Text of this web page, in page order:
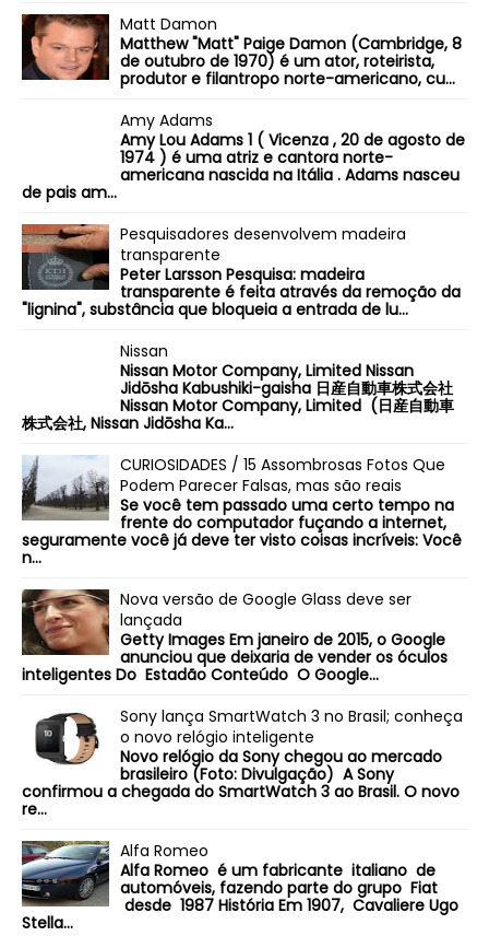
Matt Damon
Matthew "Matt" Paige Damon (Cambridge, 8
de outubro de 1970) é um ator, roteirista,
produtor e filantropo norte-americano, cu...
Amy Adams
Amy Lou Adams 1 ( Vicenza , 20 de agosto de
1974 ) é uma atriz e cantora norte-
americana nascida na Itália . Adams nasceu
de pais am...
Pesquisadores desenvolvem madeira
transparente
Peter Larsson Pesquisa: madeira
transparente é feita através da remoção da
"lignina", substância que bloqueia a entrada de lu...
Nissan
Nissan Motor Company, Limited Nissan
Jidōsha Kabushiki-gaisha 日産自動車株式会社
Nissan Motor Company, Limited (日産自動車
株式会社, Nissan Jidōsha Ka...
CURIOSIDADES / 15 Assombrosas Fotos Que
Podem Parecer Falsas, mas são reais
Se você tem passado uma certo tempo na
frente do computador fuçando a internet,
seguramente você já deve ter visto coisas incríveis: Você
n...
Nova versão de Google Glass deve ser
lançada
Getty Images Em janeiro de 2015, o Google
anunciou que deixaria de vender os óculos
inteligentes Do Estadão Conteúdo O Google...
Sony lança SmartWatch 3 no Brasil; conheça
o novo relógio inteligente
Novo relógio da Sony chegou ao mercado
brasileiro (Foto: Divulgação) A Sony
confirmou a chegada do SmartWatch 3 ao Brasil. O novo
re...
Alfa Romeo
Alfa Romeo é um fabricante italiano de
automóveis, fazendo parte do grupo Fiat
desde 1987 História Em 1907, Cavaliere Ugo
Stella...